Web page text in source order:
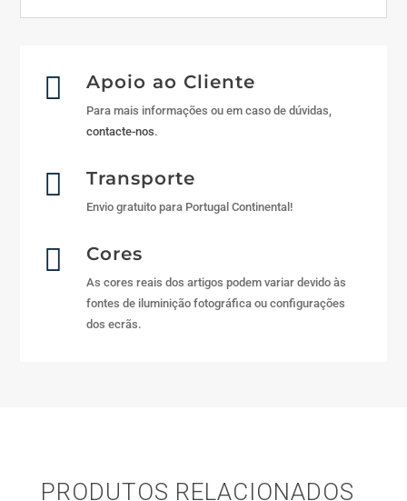
 Apoio ao Cliente
Para mais informações ou em caso de dúvidas,
contacte-nos.
 Transporte
Envio gratuito para Portugal Continental!
 Cores
As cores reais dos artigos podem variar devido às
fontes de iluminição fotográfica ou configurações
dos ecrãs.
PRODUTOS RELACIONADOS